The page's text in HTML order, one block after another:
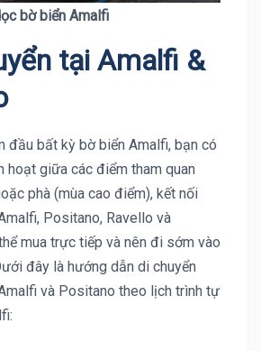
bờ biển Amalfi
tại Amalfi &
đầu bất kỳ bờ biển Amalfi, bạn có
hoạt giữa các điểm tham quan
phà (mùa cao điểm), kết nối
Positano, Ravello và
mua trực tiếp và nên đi sớm vào
đây là hướng dẫn di chuyển
và Positano theo lịch trình tự